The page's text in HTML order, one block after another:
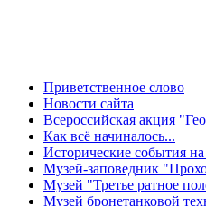
Приветственное слово
Новости сайта
Всероссийская акция
Как всё начиналось...
Исторические события
Музей-заповедник
Музей "Третье ратное
Музей бронетанковой